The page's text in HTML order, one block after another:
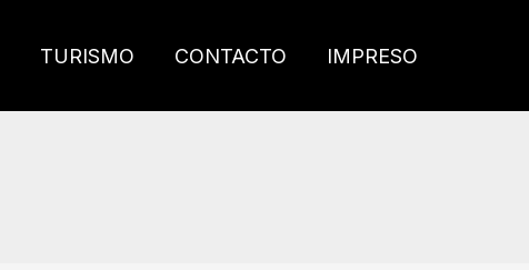
TURISMO CONTACTO IMPRESO